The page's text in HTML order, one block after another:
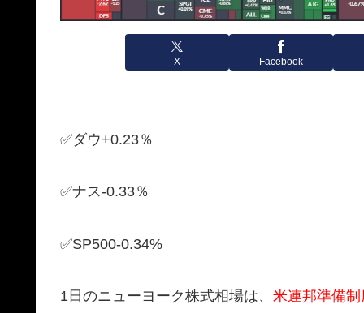
X Facebook
✅ダウ+0.23％
✅ナス-0.33％
✅SP500-0.34%
1日のニューヨーク株式相場は、 米連邦準備